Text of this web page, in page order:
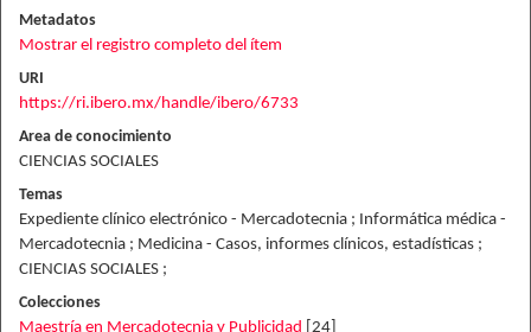
Metadatos
Mostrar el registro completo del ítem
URI
https://ri.ibero.mx/handle/ibero/6733
Area de conocimiento
CIENCIAS SOCIALES
Temas
Expediente clínico electrónico - Mercadotecnia ; Informática médica -
Mercadotecnia ; Medicina - Casos, informes clínicos, estadísticas ;
CIENCIAS SOCIALES ;
Colecciones
Maestría en Mercadotecnia y Publicidad
[24]